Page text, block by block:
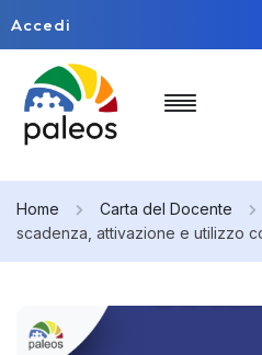
Accedi
Home Carta del Docente
scadenza, attivazione e utilizzo